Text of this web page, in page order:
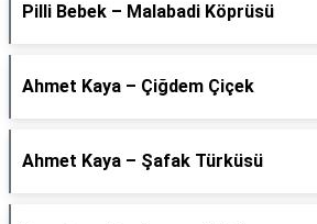
Pilli Bebek – Malabadi Köprüsü
Ahmet Kaya – Çiğdem Çiçek
Ahmet Kaya – Şafak Türküsü